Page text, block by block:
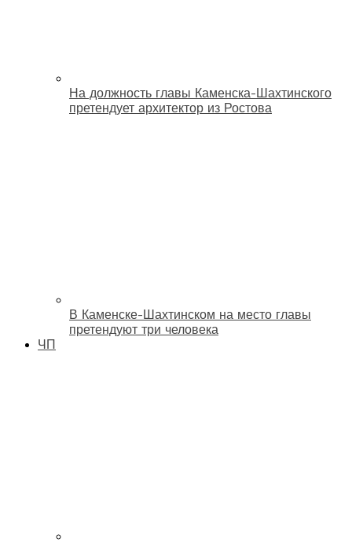
На должность главы Каменска-Шахтинского
претендует архитектор из Ростова
В Каменске-Шахтинском на место главы
претендуют три человека
ЧП